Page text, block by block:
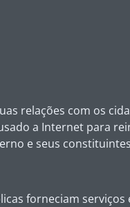
relações com os
a Internet para
e seus
forneciam